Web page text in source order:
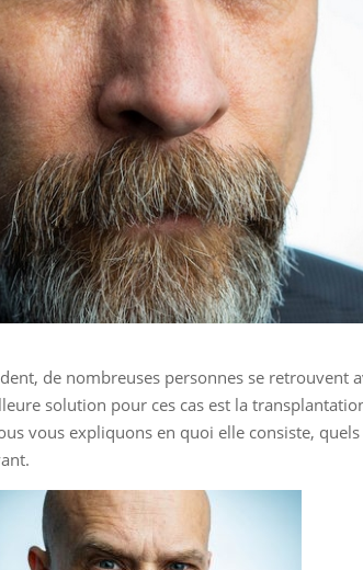
de nombreuses personnes se retrouvent
solution pour ces cas est la
vous expliquons en quoi elle consiste,